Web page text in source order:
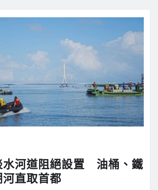
水河道阻絕設置 油桶、鐵
直取首都